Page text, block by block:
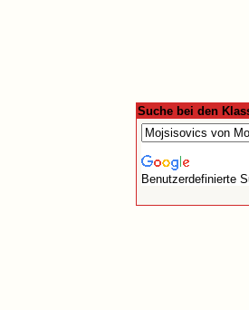
Suche bei den
Benutzerdefinierte